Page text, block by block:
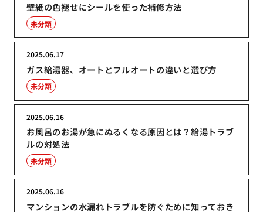
壁紙の色褪せにシールを使った補修方法
未分類
ガス給湯器、オートとフルオートの違いと選び方
2025.06.17
未分類
お風呂のお湯が急にぬるくなる原因とは？給湯トラブ
ルの対処法
2025.06.16
未分類
マンションの水漏れトラブルを防ぐために知っておき
2025.06.16